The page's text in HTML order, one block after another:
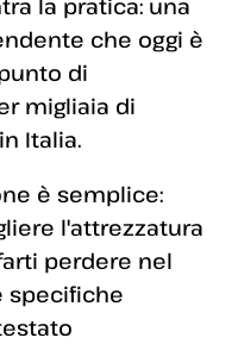
la pratica: una
che oggi è
di
migliaia di
Italia.
è semplice:
l'attrezzatura
perdere nel
specifiche